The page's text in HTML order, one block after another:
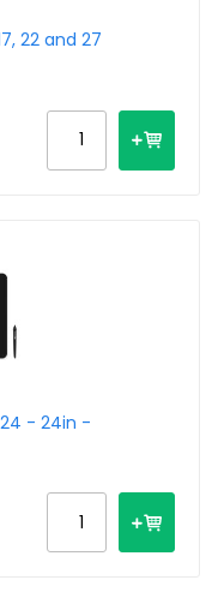
22 and 27
24 - 24in -